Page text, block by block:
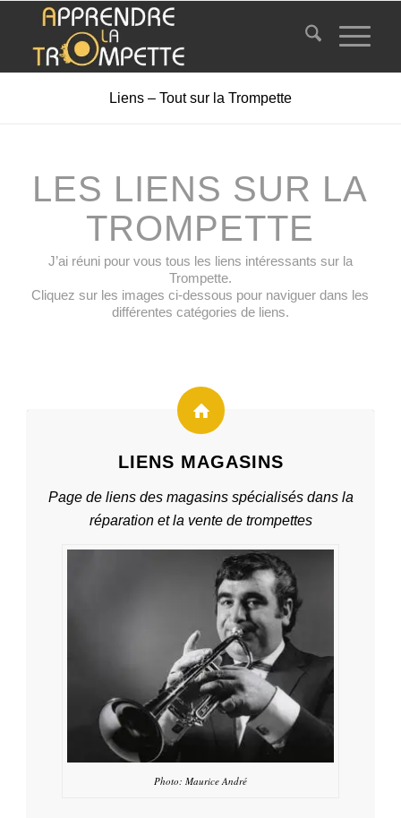
Liens – Tout sur la Trompette
LES LIENS SUR LA
TROMPETTE
J’ai réuni pour vous tous les liens intéressants sur la
Trompette.
Cliquez sur les images ci-dessous pour naviguer dans les
différentes catégories de liens.
LIENS MAGASINS
Page de liens des magasins spécialisés dans la
réparation et la vente de trompettes
Photo: Maurice André